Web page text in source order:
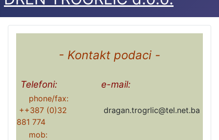
- Kontakt podaci -
Telefoni: e-mail:
phone/fax:
++387 (0)32
881 774
dragan.trogrlic@tel.net.ba
mob: